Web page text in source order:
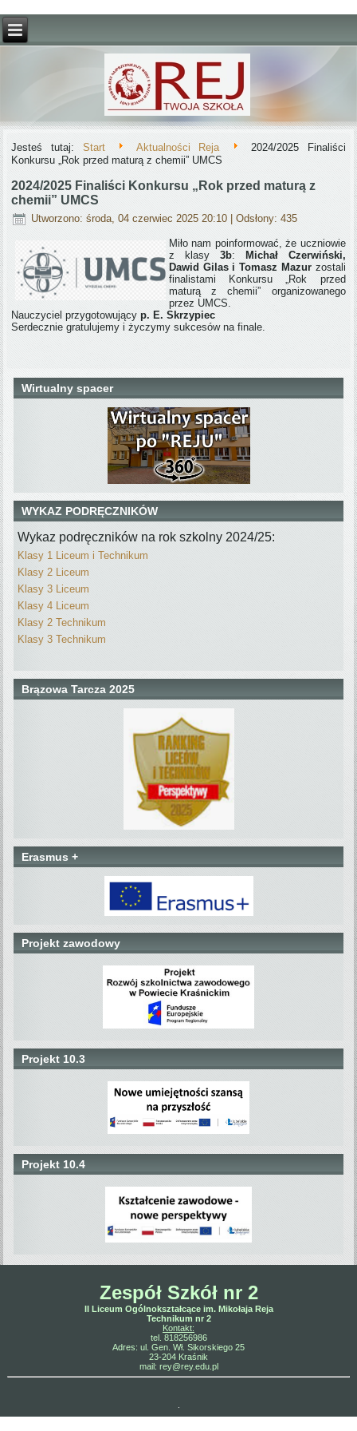
Jesteś tutaj:Start Aktualności Reja
2024/2025 Finaliści
Konkursu „Rok przed maturą z chemii” UMCS
2024/2025 Finaliści Konkursu „Rok przed maturą z
chemii” UMCS
Utworzono: środa, 04 czerwiec 2025 20:10 | Odsłony: 435
Miło nam poinformować, że uczniowie
z klasy3b:
Michał Czerwiński,
Dawid Gilas i Tomasz Mazurzostali
finalistami Konkursu „Rok przed
maturą z chemii” organizowanego
przez UMCS.
Nauczyciel przygotowujący p. E. Skrzypiec
Serdecznie gratulujemy i życzymy sukcesów na finale.
Wirtualny spacer
WYKAZ PODRĘCZNIKÓW
Wykaz podręczników na rok szkolny 2024/25:
Klasy 1 Liceum i Technikum
Klasy 2 Liceum
Klasy 3 Liceum
Klasy 4 Liceum
Klasy 2 Technikum
Klasy 3 Technikum
Brązowa Tarcza 2025
Erasmus +
Projekt zawodowy
Projekt 10.3
Projekt 10.4
Zespół Szkół nr 2
II Liceum Ogólnokształcące im. Mikołaja Reja
Technikum nr 2
Kontakt:
tel. 818256986
Adres: ul. Gen. Wł. Sikorskiego 25
23-204 Kraśnik
mail: rey@rey.edu.pl